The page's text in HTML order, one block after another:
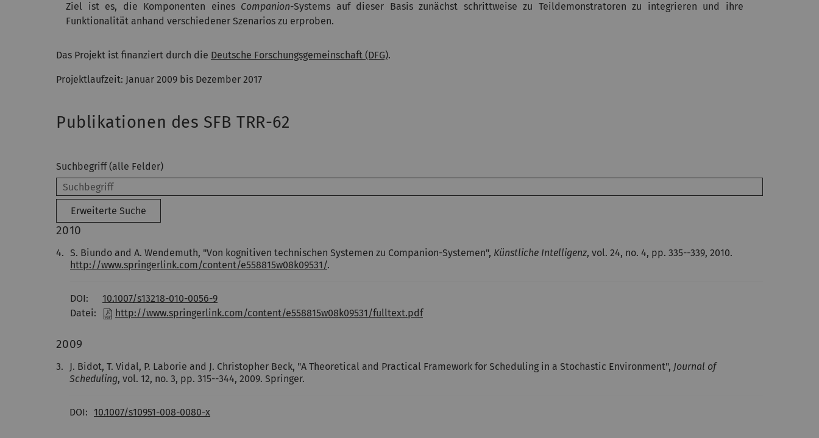
Ziel ist es, die Komponenten eines Companion-Systems auf dieser Basis zunächst schrittweise zu Teildemonstratoren zu integrieren und ihre
Funktionalität anhand verschiedener Szenarios zu erproben.
Das Projekt ist finanziert durch die Deutsche Forschungsgemeinschaft (DFG).
Projektlaufzeit: Januar 2009 bis Dezember 2017
Publikationen des SFB TRR-62
Suchbegriff (alle Felder)
Erweiterte Suche
2010
4. S. Biundo and A. Wendemuth, "Von kognitiven technischen Systemen zu Companion-Systemen", Künstliche Intelligenz, vol. 24, no. 4, pp. 335--339, 2010.
http://www.springerlink.com/content/e558815w08k09531/.
DOI:
10.1007/s13218-010-0056-9
Datei:
http://www.springerlink.com/content/e558815w08k09531/fulltext.pdf
2009
3. J. Bidot, T. Vidal, P. Laborie and J. Christopher Beck, "A Theoretical and Practical Framework for Scheduling in a Stochastic Environment", Journal of
Scheduling, vol. 12, no. 3, pp. 315--344, 2009. Springer.
DOI: 10.1007/s10951-008-0080-x